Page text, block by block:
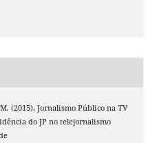
(2015). Jornalismo Público na TV
do JP no telejornalismo